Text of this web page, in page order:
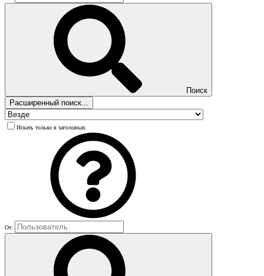
Поиск
Расширенный поиск...
Искать только в заголовках
От: